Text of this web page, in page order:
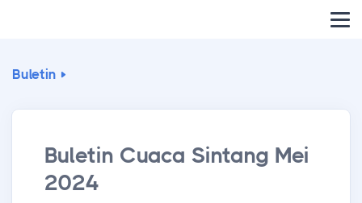
Buletin
Buletin Cuaca Sintang Mei
2024